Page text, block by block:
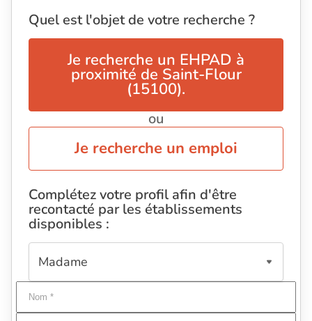
Quel est l'objet de votre recherche ?
Je recherche un EHPAD à
proximité de Saint-Flour
(15100).
ou
Je recherche un emploi
Complétez votre profil afin d'être
recontacté par les établissements
disponibles :